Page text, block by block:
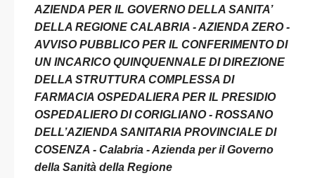
AZIENDA PER IL GOVERNO DELLA SANITA’
DELLA REGIONE CALABRIA - AZIENDA ZERO -
AVVISO PUBBLICO PER IL CONFERIMENTO DI
UN INCARICO QUINQUENNALE DI DIREZIONE
DELLA STRUTTURA COMPLESSA DI
FARMACIA OSPEDALIERA PER IL PRESIDIO
OSPEDALIERO DI CORIGLIANO - ROSSANO
DELL’AZIENDA SANITARIA PROVINCIALE DI
COSENZA - Calabria - Azienda per il Governo
della Sanità della Regione